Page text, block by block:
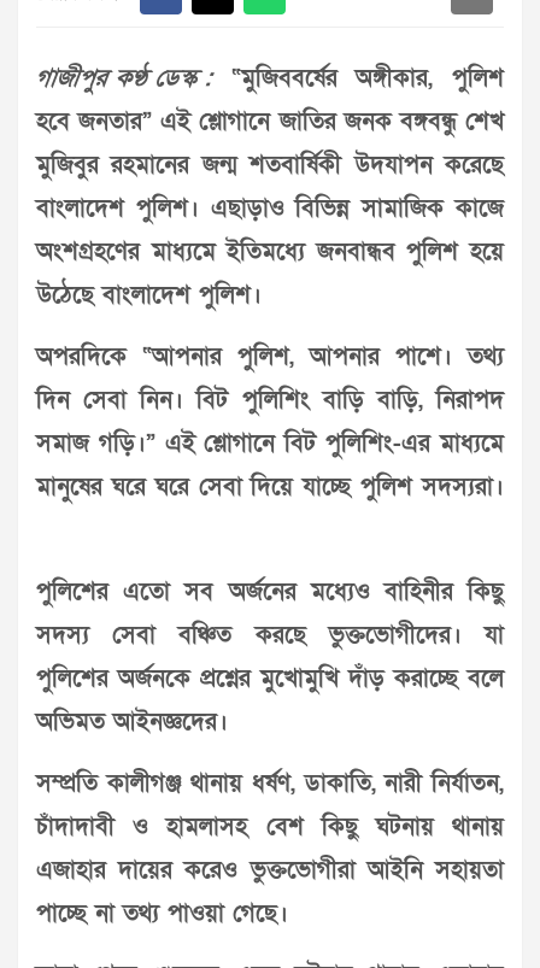
গাজীপুর কণ্ঠ ডেস্ক :“মুজিববর্ষের অঙ্গীকার, পুলিশ
হবে জনতার” এই শ্লোগানে জাতির জনক বঙ্গবন্ধু শেখ
মুজিবুর রহমানের জন্ম শতবার্ষিকী উদযাপন করেছে
বাংলাদেশ পুলিশ। এছাড়াও বিভিন্ন সামাজিক কাজে
অংশগ্রহণের মাধ্যমে ইতিমধ্যে জনবান্ধব পুলিশ হয়ে
উঠেছে বাংলাদেশ পুলিশ।
অপরদিকে “আপনার পুলিশ, আপনার পাশে। তথ্য
দিন সেবা নিন। বিট পুলিশিং বাড়ি বাড়ি, নিরাপদ
সমাজ গড়ি।” এই শ্লোগানে বিট পুলিশিং-এর মাধ্যমে
মানুষের ঘরে ঘরে সেবা দিয়ে যাচ্ছে পুলিশ সদস্যরা।
পুলিশের এতো সব অর্জনের মধ্যেও বাহিনীর কিছু
সদস্য সেবা বঞ্চিত করছে ভুক্তভোগীদের। যা
পুলিশের অর্জনকে প্রশ্নের মুখোমুখি দাঁড় করাচ্ছে বলে
অভিমত আইনজ্ঞদের।
সম্প্রতি কালীগঞ্জ থানায় ধর্ষণ, ডাকাতি, নারী নির্যাতন,
চাঁদাদাবী ও হামলাসহ বেশ কিছু ঘটনায় থানায়
এজাহার দায়ের করেও ভুক্তভোগীরা আইনি সহায়তা
পাচ্ছে না তথ্য পাওয়া গেছে।